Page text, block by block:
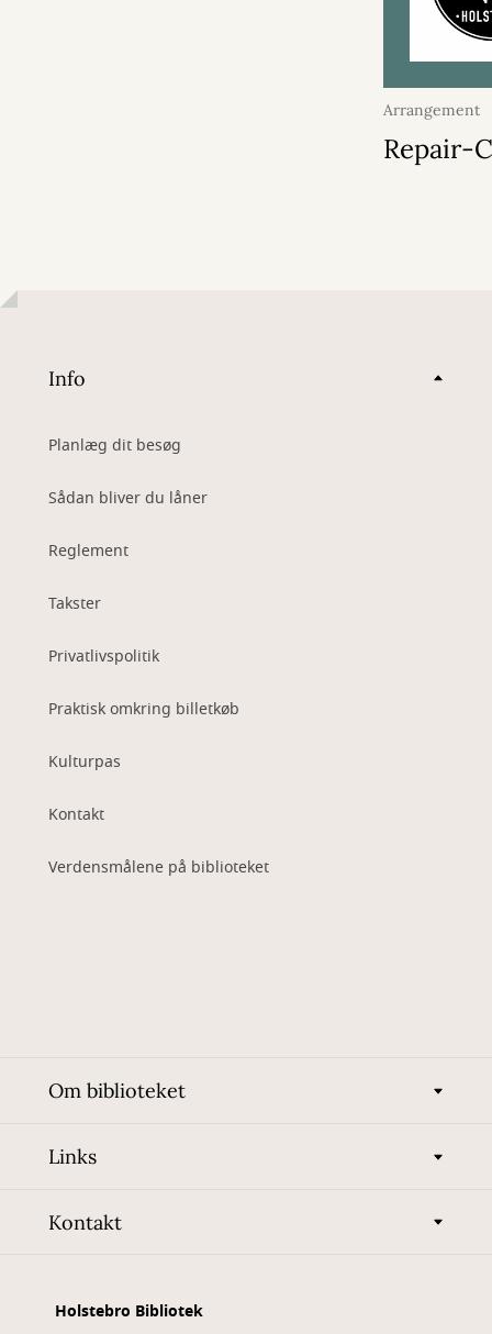
Arrangement
2026
Repair-
Info
Planlæg dit besøg
Sådan bliver du låner
Reglement
Takster
Privatlivspolitik
Praktisk omkring billetkøb
Kulturpas
Kontakt
Verdensmålene på biblioteket
Om biblioteket
Links
Kontakt
Holstebro Bibliotek